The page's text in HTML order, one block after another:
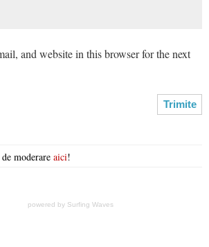
and website in this browser for the next
moderare aici!
powered by Surfing Waves